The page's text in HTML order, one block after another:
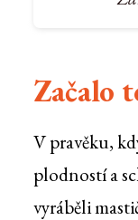
Začalo
V pravěku,
plodností a
vyráběli